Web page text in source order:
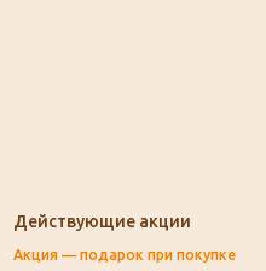
Действующие акции
Акция — подарок при покупке